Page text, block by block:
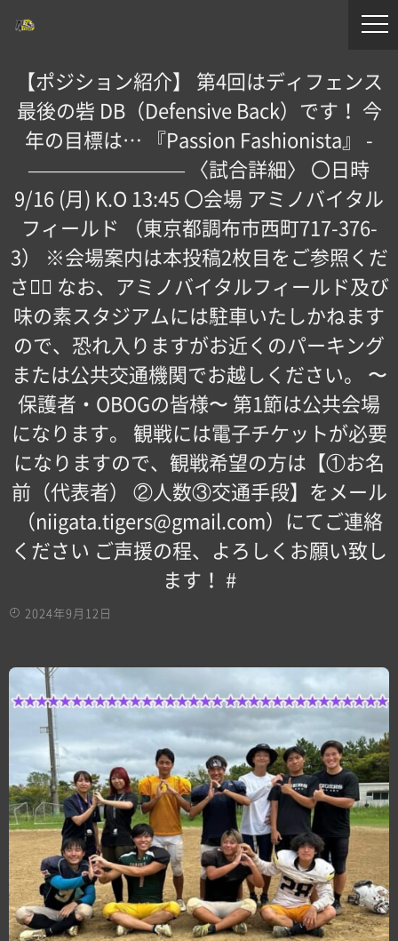
【ポジション紹介】 第4回はディフェンス
最後の砦 DB（Defensive Back）です！ 今
年の目標は… 『Passion Fashionista』 -
———————— 〈試合詳細〉 〇日時
9/16 (月) K.O 13:45 〇会場 アミノバイタル
フィールド （東京都調布市西町717-376-
3） ※会場案内は本投稿2枚目をご参照くだ
さい🏻 なお、アミノバイタルフィールド及び
味の素スタジアムには駐車いたしかねます
ので、恐れ入りますがお近くのパーキング
または公共交通機関でお越しください。 〜
保護者・OBOGの皆様〜 第1節は公共会場
になります。 観戦には電子チケットが必要
になりますので、観戦希望の方は【①お名
前（代表者） ②人数③交通手段】をメール
（niigata.tigers@gmail.com）にてご連絡
ください ご声援の程、よろしくお願い致し
ます！ #
2024年9月12日